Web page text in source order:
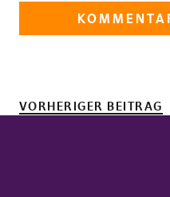
VORHERIGER BEITRAG